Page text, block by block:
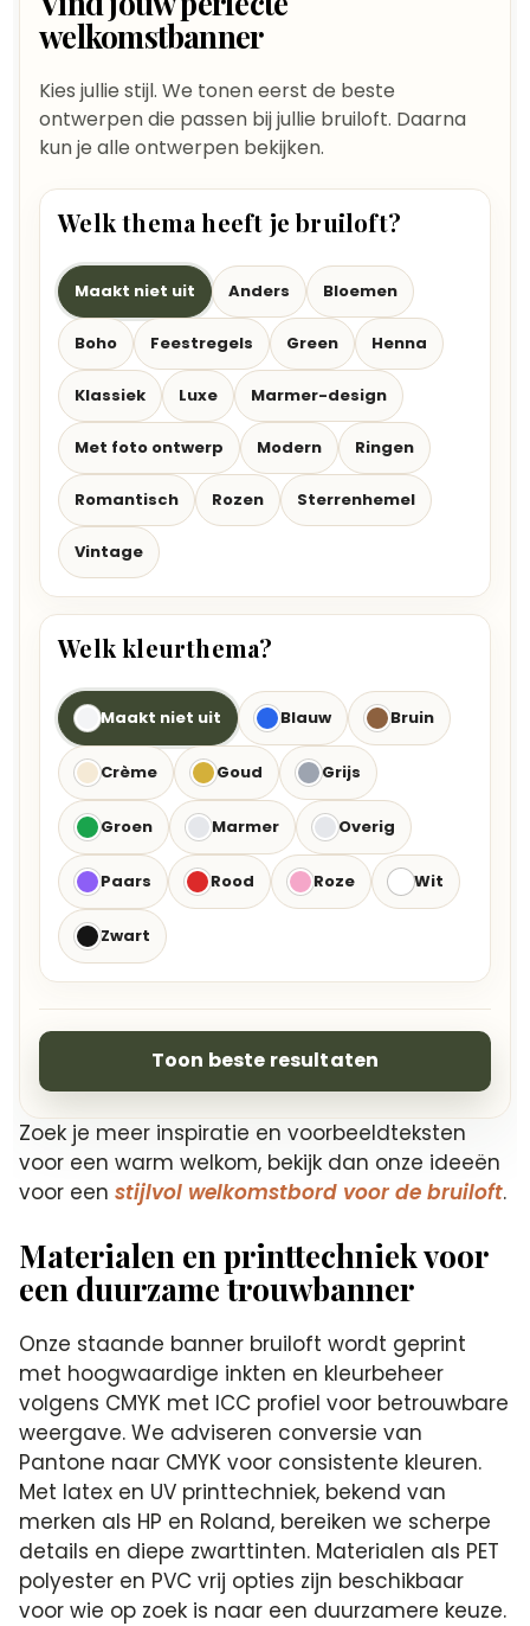
welkomstbanner
Kies jullie stijl. We tonen eerst de beste
ontwerpen die passen bij jullie bruiloft. Daarna
kun je alle ontwerpen bekijken.
Welk thema heeft je bruiloft?
Maakt niet uit Anders Bloemen
Boho Feestregels Green Henna
Klassiek Luxe Marmer-design
Met foto ontwerp Modern Ringen
Romantisch Rozen Sterrenhemel
Vintage
Welk kleurthema?
Maakt niet uit Blauw Bruin
Crème Goud Grijs
Groen Marmer Overig
Paars Rood Roze Wit
Zwart
Toon beste resultaten
Zoek je meer inspiratie en voorbeeldteksten
voor een warm welkom, bekijk dan onze ideeën
voor eenstijlvol welkomstbord voor de bruiloft.
Materialen en printtechniek voor
een duurzame trouwbanner
Onze staande banner bruiloft wordt geprint
met hoogwaardige inkten en kleurbeheer
volgens CMYK met ICC profiel voor betrouwbare
weergave. We adviseren conversie van
Pantone naar CMYK voor consistente kleuren.
Met latex en UV printtechniek, bekend van
merken als HP en Roland, bereiken we scherpe
details en diepe zwarttinten. Materialen als PET
polyester en PVC vrij opties zijn beschikbaar
voor wie op zoek is naar een duurzamere keuze.